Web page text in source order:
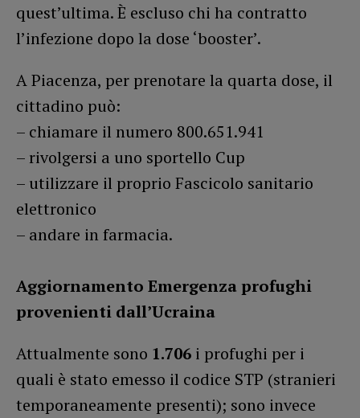
quest’ultima. È escluso chi ha contratto
l’infezione dopo la dose ‘booster’.
A Piacenza, per prenotare la quarta dose, il
cittadino può:
– chiamare il numero 800.651.941
– rivolgersi a uno sportello Cup
– utilizzare il proprio Fascicolo sanitario
elettronico
– andare in farmacia.
Aggiornamento Emergenza profughi
provenienti dall’Ucraina
Attualmente sono 1.706 i profughi per i
quali è stato emesso il codice STP (stranieri
temporaneamente presenti); sono invece